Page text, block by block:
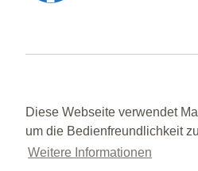
Diese Webseite verwendet
um die Bedienfreundlichkeit
Weitere Informationen